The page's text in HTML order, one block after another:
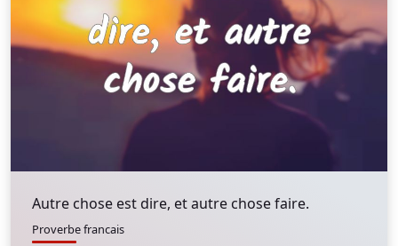
Autre chose est dire, et autre chose faire.
Proverbe francais